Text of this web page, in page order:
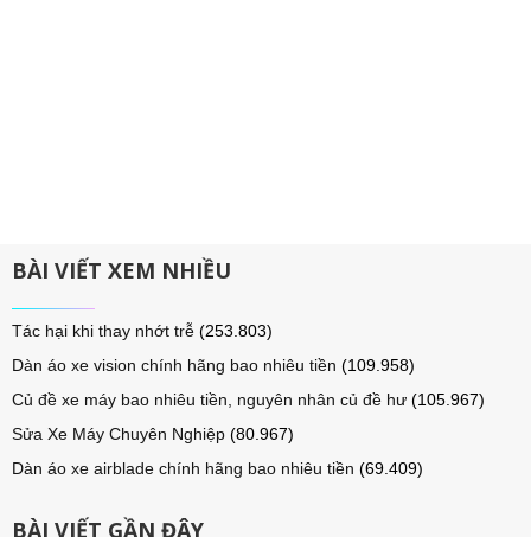
BÀI VIẾT XEM NHIỀU
Tác hại khi thay nhớt trễ (253.803)
Dàn áo xe vision chính hãng bao nhiêu tiền (109.958)
Củ đề xe máy bao nhiêu tiền, nguyên nhân củ đề hư (105.967)
Sửa Xe Máy Chuyên Nghiệp (80.967)
Dàn áo xe airblade chính hãng bao nhiêu tiền (69.409)
BÀI VIẾT GẦN ĐÂY